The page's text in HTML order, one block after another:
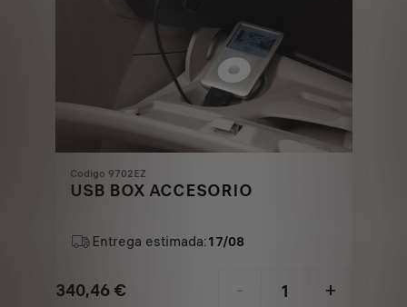
Codigo 9702EZ
USB BOX ACCESORIO
Entrega estimada:17/08
340,46 € - +